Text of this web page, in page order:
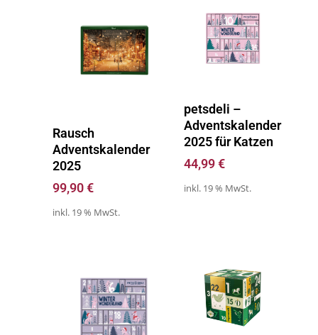
Rausch
Adventskalender
2025
99,90€
inkl. 19 % MwSt.
petsdeli –
Adventskalender
2025 für Katzen
44,99€
inkl. 19 % MwSt.